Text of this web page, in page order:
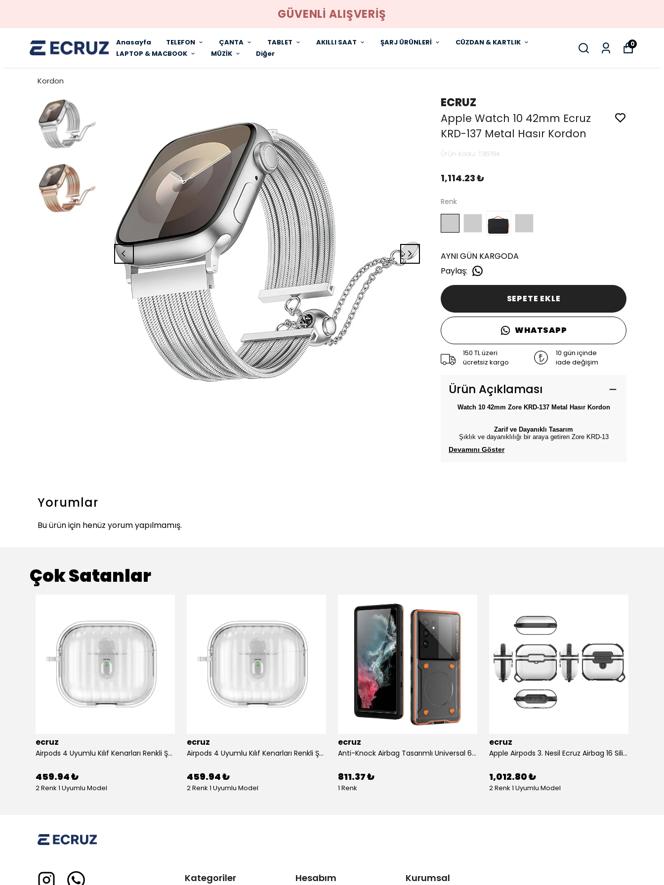
GÜVENLİ ALIŞVERİŞ
Anasayfa TELEFON ÇANTA TABLET AKILLI SAAT ŞARJ ÜRÜNLERİ
CÜZDAN & KARTLIK
LAPTOP & MACBOOK
MÜZİK Diğer
0
Kordon
ECRUZ
Apple Watch 10 42mm Ecruz
KRD-137 Metal Hasır Kordon
Ürün Kodu: T36784
1,114.23 ₺
Renk
AYNI GÜN KARGODA
Paylaş:
SEPETE EKLE
WHATSAPP
150 TL üzeri
ücretsiz kargo
10 gün içinde
iade değişim
Ürün Açıklaması
Watch 10 42mm Zore KRD-137 Metal Hasır Kordon
Zarif ve Dayanıklı Tasarım
Şıklık ve dayanıklılığı bir araya getiren Zore KRD-13
Devamını Göster
Yorumlar
Bu ürün için henüz yorum yapılmamış.
Çok Satanlar
ecruz
Airpods 4 Uyumlu Kılıf Kenarları Renkli Şeffaf Dilimli Silikon Ecruz Airbag 40 Uyumlu Kılıf
459.94 ₺
2 Renk 1 Uyumlu Model
ecruz
Airpods 4 Uyumlu Kılıf Kenarları Renkli Şeffaf Dilimli Silikon Ecruz Airbag 40 Uyumlu Kılıf
459.94 ₺
2 Renk 1 Uyumlu Model
ecruz
Anti-Knock Airbag Tasarımlı Universal 6.9"inç Su Geçirmez Ecruz Voter Kapak
811.37 ₺
1 Renk
ecruz
Apple Airpods 3. Nesil Ecruz Airbag 16 Silikon 1-1 Su Geçirmez Uyumlu Kılıf
1,012.80 ₺
2 Renk 1 Uyumlu Model
Kategoriler Hesabım Kurumsal